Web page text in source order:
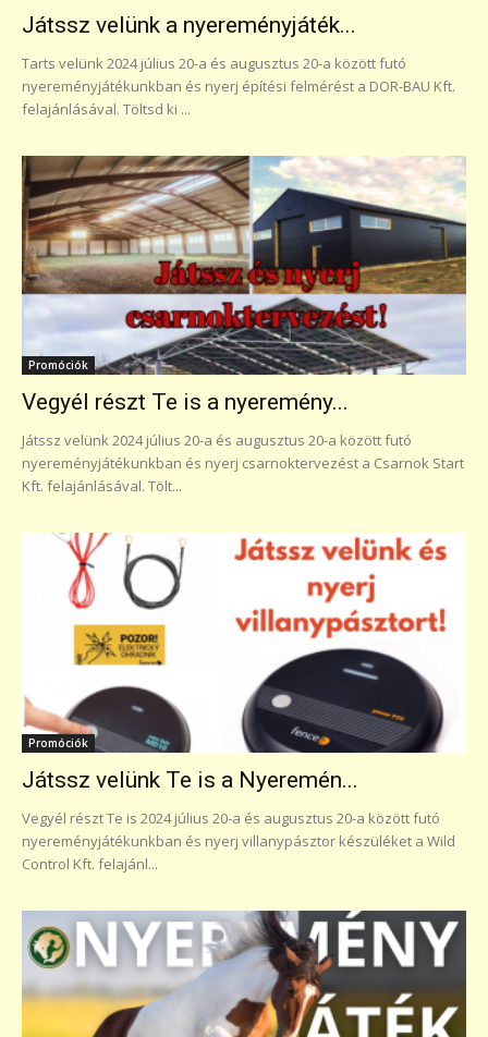
Játssz velünk a nyereményjáték...
Tarts velünk 2024 július 20-a és augusztus 20-a között futó
nyereményjátékunkban és nyerj építési felmérést a DOR-BAU Kft.
felajánlásával. Töltsd ki ...
Promóciók
Vegyél részt Te is a nyeremény...
Játssz velünk 2024 július 20-a és augusztus 20-a között futó
nyereményjátékunkban és nyerj csarnoktervezést a Csarnok Start
Kft. felajánlásával. Tölt...
Promóciók
Játssz velünk Te is a Nyeremén...
Vegyél részt Te is 2024 július 20-a és augusztus 20-a között futó
nyereményjátékunkban és nyerj villanypásztor készüléket a Wild
Control Kft. felajánl...